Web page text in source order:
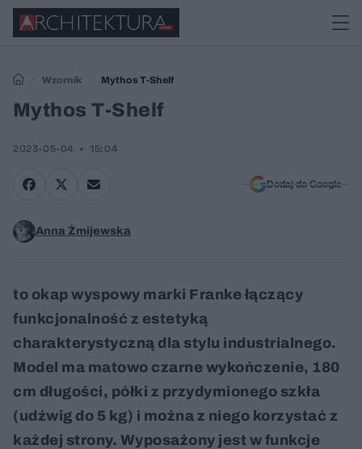
Wzornik Mythos T-Shelf
Mythos T-Shelf
2023-05-04 15:04
Dodaj do Google
Anna Żmijewska
to okap wyspowy marki Franke łączący
funkcjonalność z estetyką
charakterystyczną dla stylu industrialnego.
Model ma matowo czarne wykończenie, 180
cm długości, półki z przydymionego szkła
(udźwig do 5 kg) i można z niego korzystać z
każdej strony. Wyposażony jest w funkcje